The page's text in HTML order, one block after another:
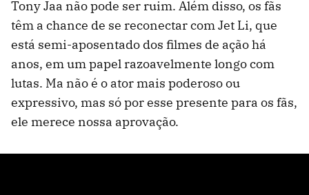
Tony Jaa não pode ser ruim. Além disso, os fãs
têm a chance de se reconectar com Jet Li, que
está semi-aposentado dos filmes de ação há
anos, em um papel razoavelmente longo com
lutas. Ma não é o ator mais poderoso ou
expressivo, mas só por esse presente para os fãs,
ele merece nossa aprovação.